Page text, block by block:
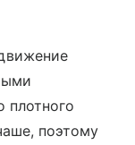
плотного
поэтому